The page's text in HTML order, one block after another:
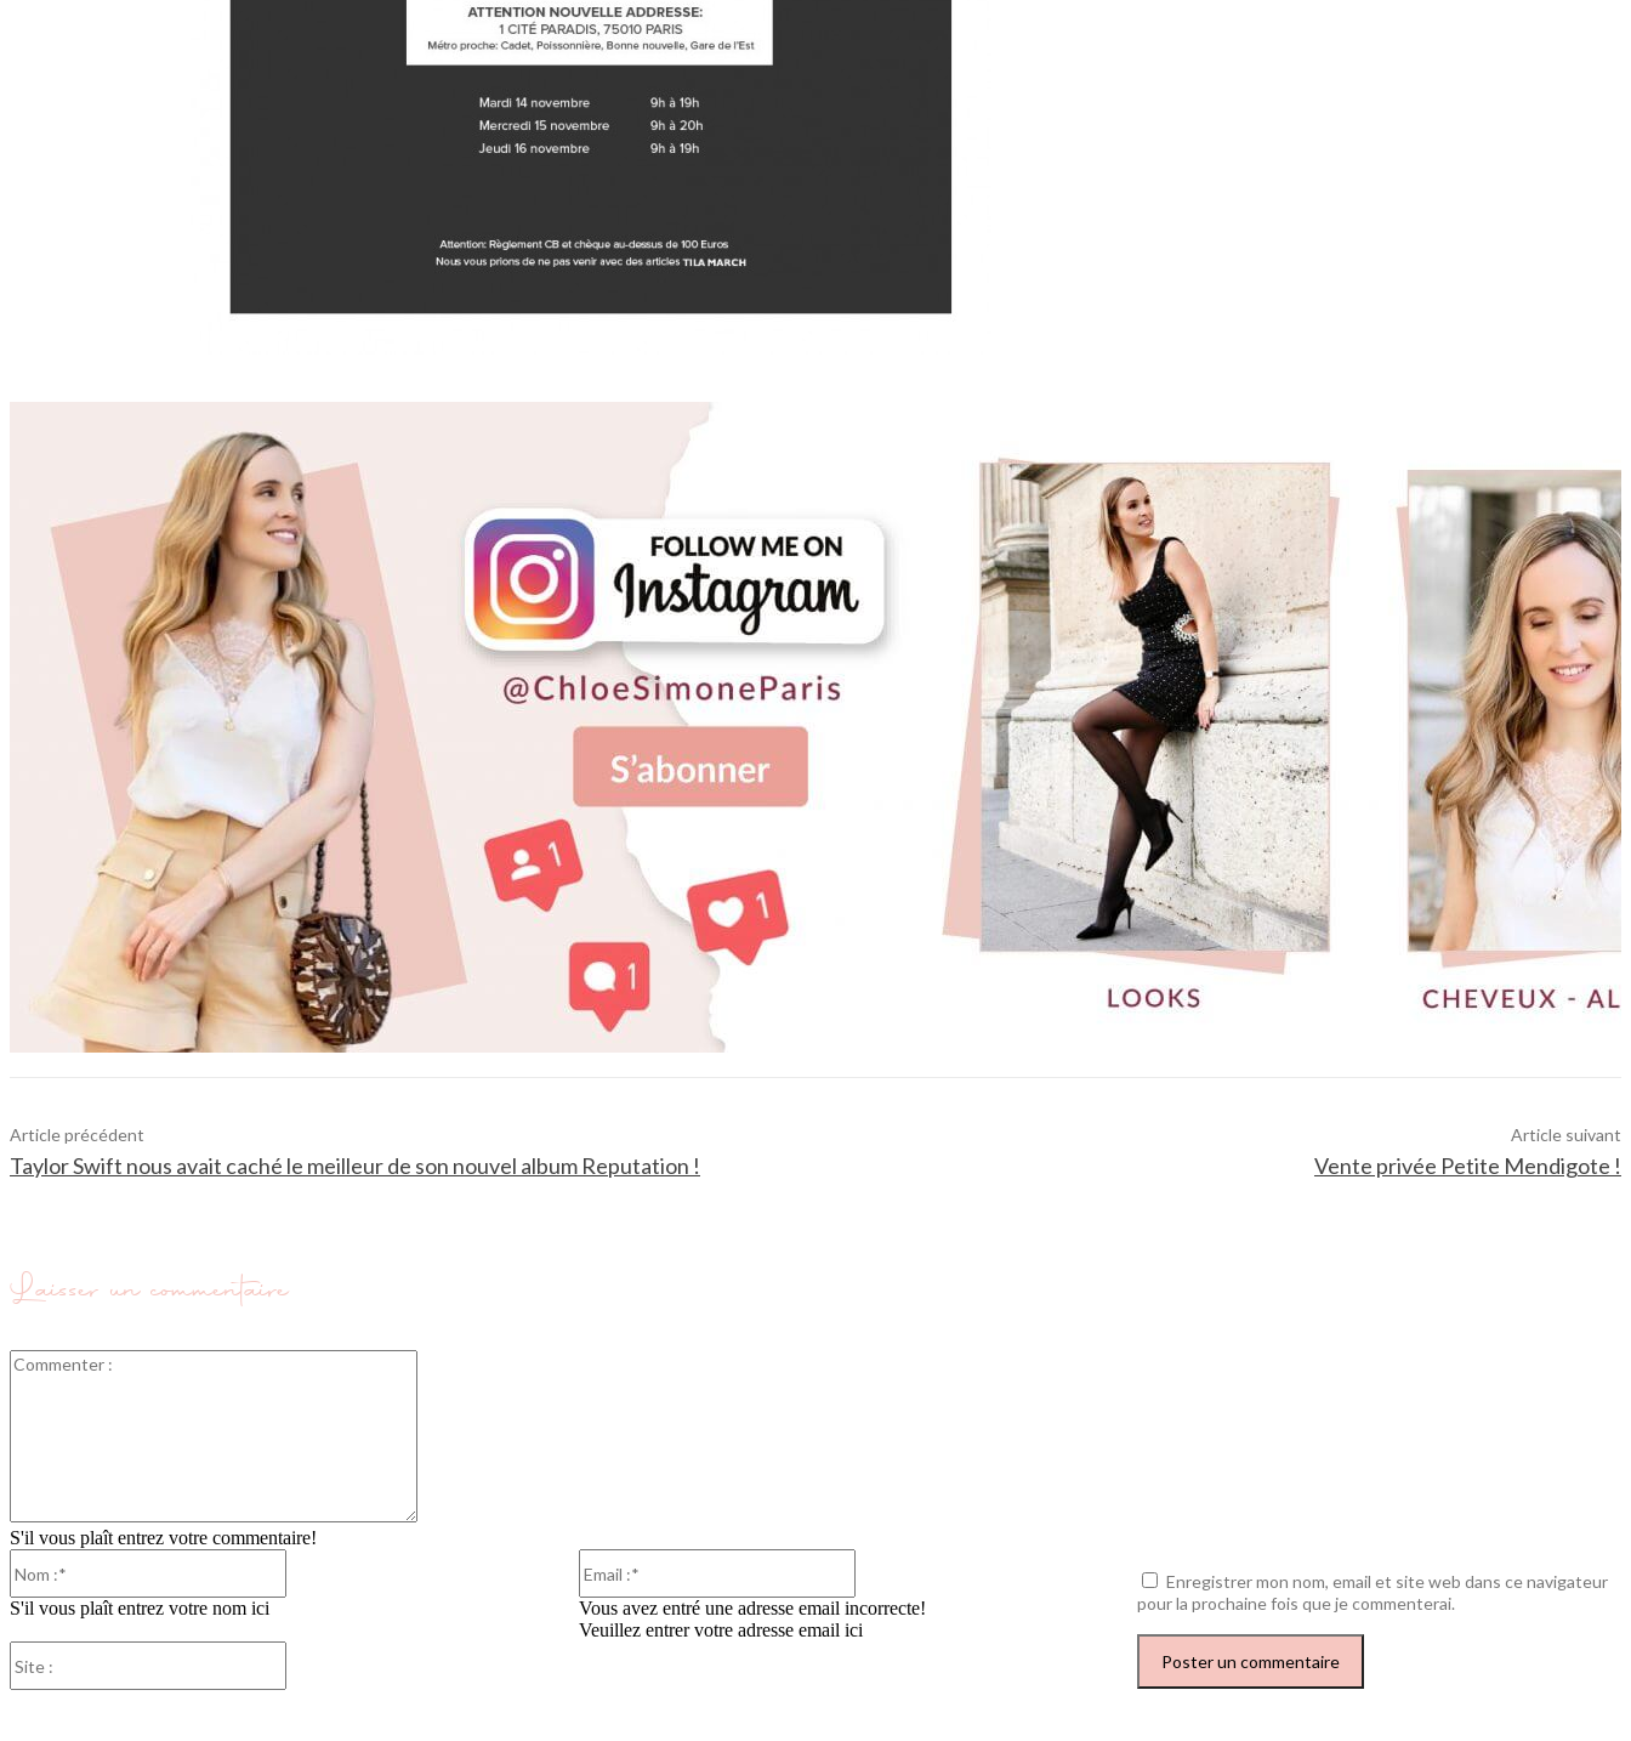
Article précédent
Taylor Swift nous avait caché le meilleur de son nouvel album Reputation !
Article suivant
Vente privée Petite Mendigote !
Laisser un commentaire
S'il vous plaît entrez votre commentaire!
S'il vous plaît entrez votre nom ici
Vous avez entré une adresse email incorrecte!
Veuillez entrer votre adresse email ici
Enregistrer mon nom, email et site web dans ce navigateur
pour la prochaine fois que je commenterai.